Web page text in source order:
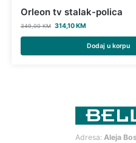
Orleon tv stalak-polica
349,00KM 314,10KM
Dodaj u korpu
Adresa: Aleja